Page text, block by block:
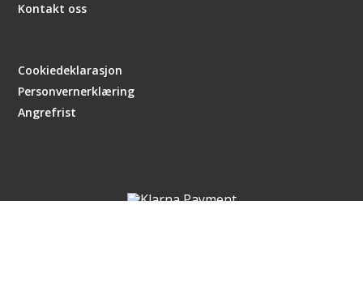
Kontakt oss
Cookiedeklarasjon
Personvernerklæring
Angrefrist